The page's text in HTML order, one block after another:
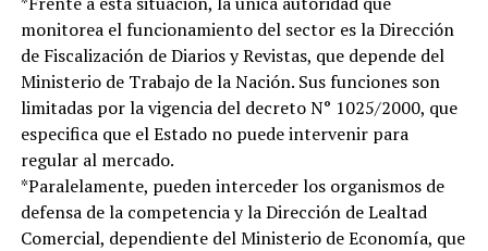
monitorea el funcionamiento del sector es la Dirección
de Fiscalización de Diarios y Revistas, que depende del
Ministerio de Trabajo de la Nación. Sus funciones son
limitadas por la vigencia del decreto N° 1025/2000, que
especifica que el Estado no puede intervenir para
regular al mercado.
*Paralelamente, pueden interceder los organismos de
defensa de la competencia y la Dirección de Lealtad
Comercial, dependiente del Ministerio de Economía, que